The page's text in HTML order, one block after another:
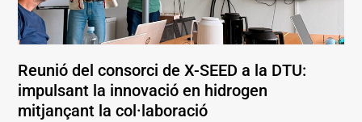
Reunió del consorci de X-SEED a la DTU:
impulsant la innovació en hidrogen
mitjançant la col·laboració